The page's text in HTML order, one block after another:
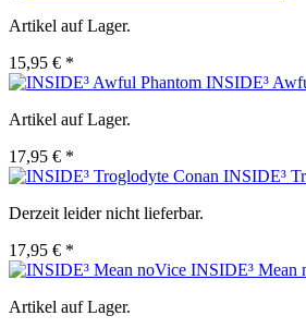
Artikel auf Lager.
15,95 € *
INSIDE³
Artikel auf Lager.
17,95 € *
INSIDE³
Derzeit leider nicht lieferbar.
17,95 € *
INSIDE³ Mean
Artikel auf Lager.